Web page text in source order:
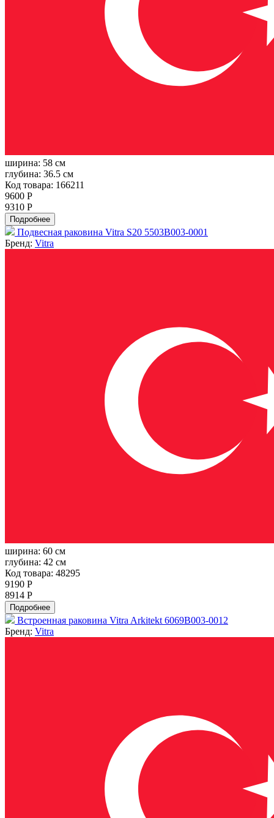
ширина: 58 см
глубина: 36.5 см
Код товара: 166211
9600 Р
9310 Р
Подробнее
Подвесная раковина Vitra S20 5503B003-0001
Бренд: Vitra
ширина: 60 см
глубина: 42 см
Код товара: 48295
9190 Р
8914 Р
Подробнее
Встроенная раковина Vitra Arkitekt 6069B003-0012
Бренд: Vitra